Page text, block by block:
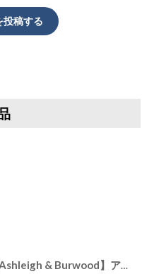
投稿する
【Ashleigh & Burwood】アシュレイ＆バーウッド フレグランスランプS エンチャンテッドフォレスト Enchanted Forest ハンドメイド イギリス製